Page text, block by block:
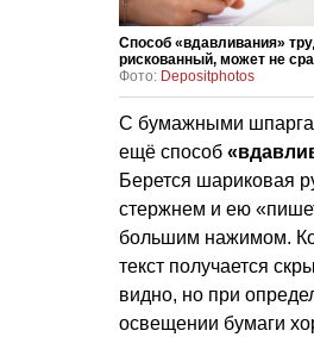
Способ «вдавливания»
рискованный, может не
Фото: Depositphotos
С бумажными
ещё способ
Берется шариковая
стержнем и ею
большим нажимом.
текст получается
видно, но при
освещении бумаги